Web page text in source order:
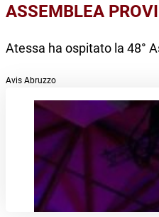
ASSEMBLEA
Atessa ha ospitato la 48°
Avis Abruzzo